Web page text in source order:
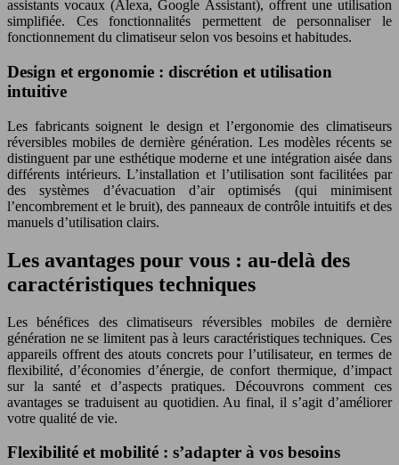
assistants vocaux (Alexa, Google Assistant), offrent une utilisation
simplifiée. Ces fonctionnalités permettent de personnaliser le
fonctionnement du climatiseur selon vos besoins et habitudes.
Design et ergonomie : discrétion et utilisation
intuitive
Les fabricants soignent le design et l’ergonomie des climatiseurs
réversibles mobiles de dernière génération. Les modèles récents se
distinguent par une esthétique moderne et une intégration aisée dans
différents intérieurs. L’installation et l’utilisation sont facilitées par
des systèmes d’évacuation d’air optimisés (qui minimisent
l’encombrement et le bruit), des panneaux de contrôle intuitifs et des
manuels d’utilisation clairs.
Les avantages pour vous : au-delà des
caractéristiques techniques
Les bénéfices des climatiseurs réversibles mobiles de dernière
génération ne se limitent pas à leurs caractéristiques techniques. Ces
appareils offrent des atouts concrets pour l’utilisateur, en termes de
flexibilité, d’économies d’énergie, de confort thermique, d’impact
sur la santé et d’aspects pratiques. Découvrons comment ces
avantages se traduisent au quotidien. Au final, il s’agit d’améliorer
votre qualité de vie.
Flexibilité et mobilité : s’adapter à vos besoins